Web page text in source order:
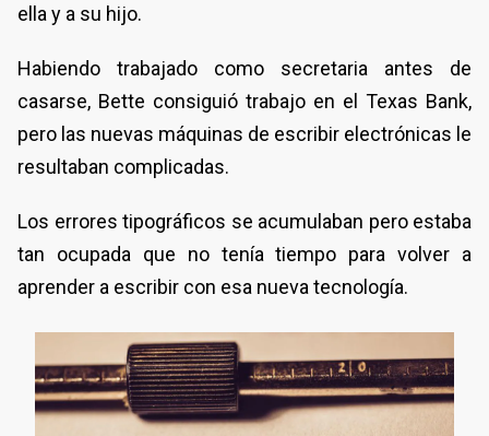
ella y a su hijo.
Habiendo trabajado como secretaria antes de
casarse, Bette consiguió trabajo en el Texas Bank,
pero las nuevas máquinas de escribir electrónicas le
resultaban complicadas.
Los errores tipográficos se acumulaban pero estaba
tan ocupada que no tenía tiempo para volver a
aprender a escribir con esa nueva tecnología.